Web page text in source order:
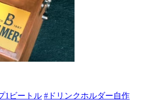
1ビートル #ドリンクホルダー自作